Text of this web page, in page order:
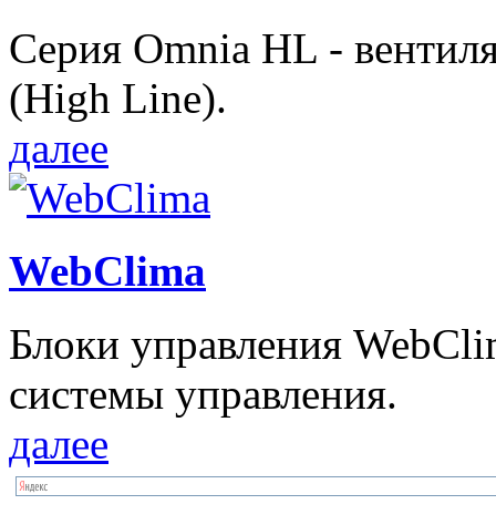
Серия Omnia HL -
(High Line).
далее
WebClima
Блоки упрaвлeния
системы управления.
далее